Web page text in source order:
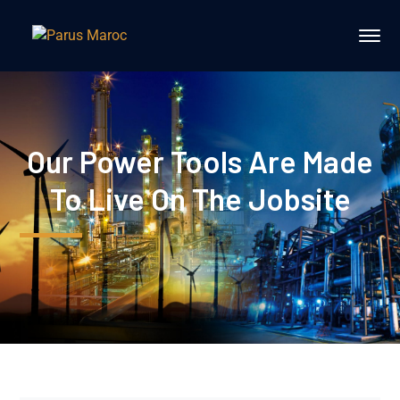
Our Power Tools Are Made
To Live On The Jobsite